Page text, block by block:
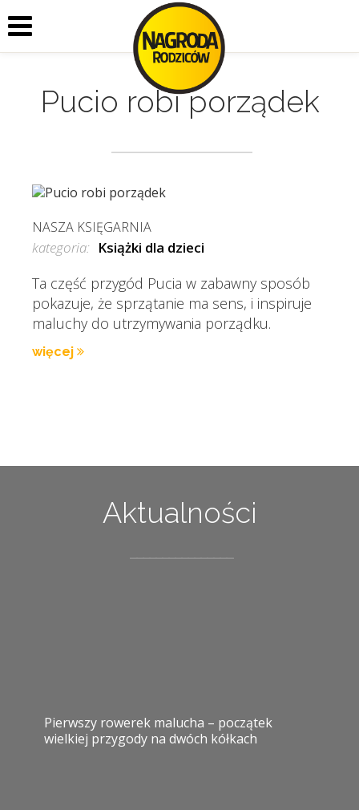
Pucio robi porządek
NASZA KSIĘGARNIA
kategoria: Książki dla dzieci
Ta część przygód Pucia w zabawny sposób
pokazuje, że sprzątanie ma sens, i inspiruje
maluchy do utrzymywania porządku.
więcej
Aktualności
Pierwszy rowerek malucha – początek
wielkiej przygody na dwóch kółkach